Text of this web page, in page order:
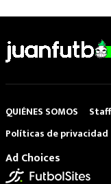
QUIÉNES SOMOS Staff
Políticas de privacidad
Ad Choices